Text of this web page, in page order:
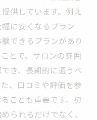
供しています。例え
に安くなるプラン
できるプランがあり
とで、サロンの雰囲
き、長期的に通うべ
、口コミや評価を参
ことも重要です。初
られるだけでなく、